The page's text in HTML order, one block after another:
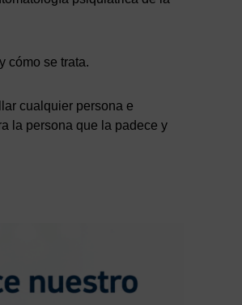
cómo se trata.
cualquier persona e
la persona que la padece y